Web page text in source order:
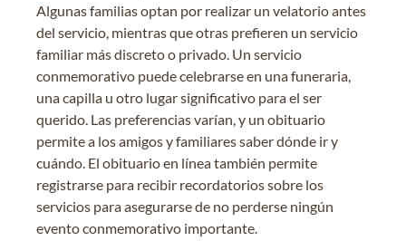
Algunas familias optan por realizar un velatorio antes
del servicio, mientras que otras prefieren un servicio
familiar más discreto o privado. Un servicio
conmemorativo puede celebrarse en una funeraria,
una capilla u otro lugar significativo para el ser
querido. Las preferencias varían, y un obituario
permite a los amigos y familiares saber dónde ir y
cuándo. El obituario en línea también permite
registrarse para recibir recordatorios sobre los
servicios para asegurarse de no perderse ningún
evento conmemorativo importante.